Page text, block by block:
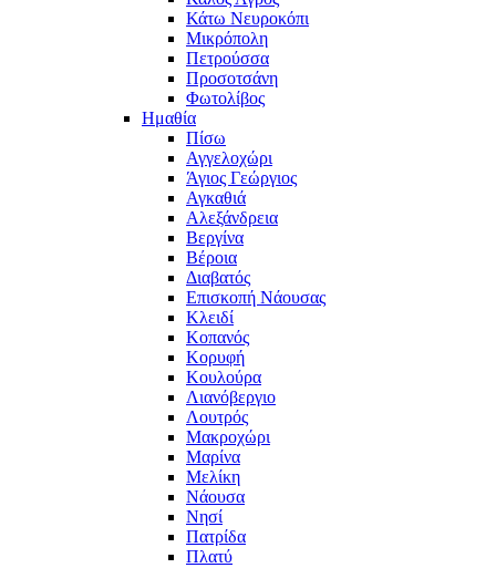
Κάτω Νευροκόπι
Μικρόπολη
Πετρούσσα
Προσοτσάνη
Φωτολίβος
Ημαθία
Πίσω
Αγγελοχώρι
Άγιος Γεώργιος
Αγκαθιά
Αλεξάνδρεια
Βεργίνα
Βέροια
Διαβατός
Επισκοπή Νάουσας
Κλειδί
Κοπανός
Κορυφή
Κουλούρα
Λιανόβεργιο
Λουτρός
Μακροχώρι
Μαρίνα
Μελίκη
Νάουσα
Νησί
Πατρίδα
Πλατύ